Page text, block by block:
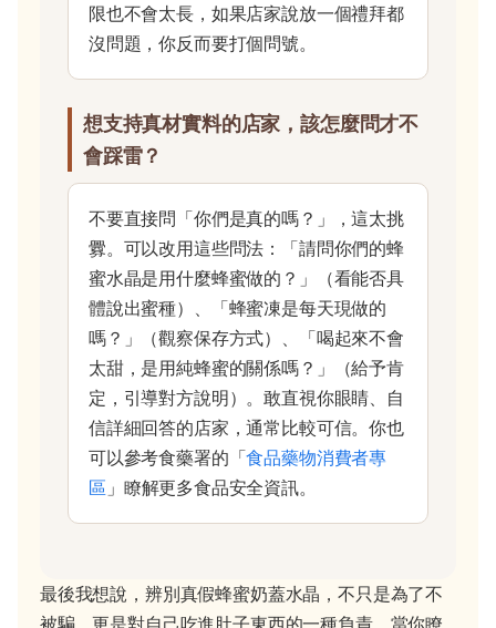
限也不會太長，如果店家說放一個禮拜都
沒問題，你反而要打個問號。
想支持真材實料的店家，該怎麼問才不
會踩雷？
不要直接問「你們是真的嗎？」，這太挑
釁。可以改用這些問法：「請問你們的蜂
蜜水晶是用什麼蜂蜜做的？」（看能否具
體說出蜜種）、「蜂蜜凍是每天現做的
嗎？」（觀察保存方式）、「喝起來不會
太甜，是用純蜂蜜的關係嗎？」（給予肯
定，引導對方說明）。敢直視你眼睛、自
信詳細回答的店家，通常比較可信。你也
可以參考食藥署的「食品藥物消費者專
區 」瞭解更多食品安全資訊。
最後我想說，辨別真假蜂蜜奶蓋水晶，不只是為了不